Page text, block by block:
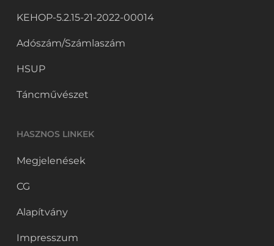
KEHOP-5.2.15-21-2022-00014
Adószám/Számlaszám
HSUP
Táncművészet
HASZNOS LINKEK
Megjelenések
CG
Alapítvány
Impresszum